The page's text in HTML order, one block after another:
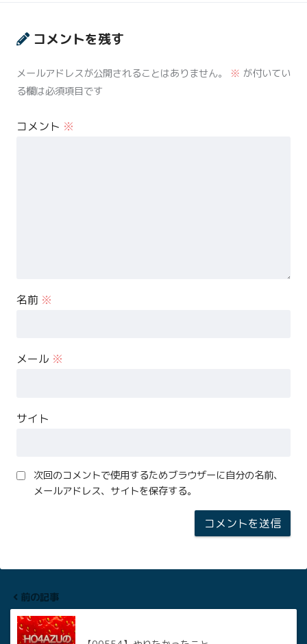
コメントを残す
メールアドレスが公開されることはありません。 ※ が付いてい
る欄は必須項目です
コメント ※
名前 ※
メール ※
サイト
次回のコメントで使用するためブラウザーに自分の名前、
メールアドレス、サイトを保存する。
前の記事